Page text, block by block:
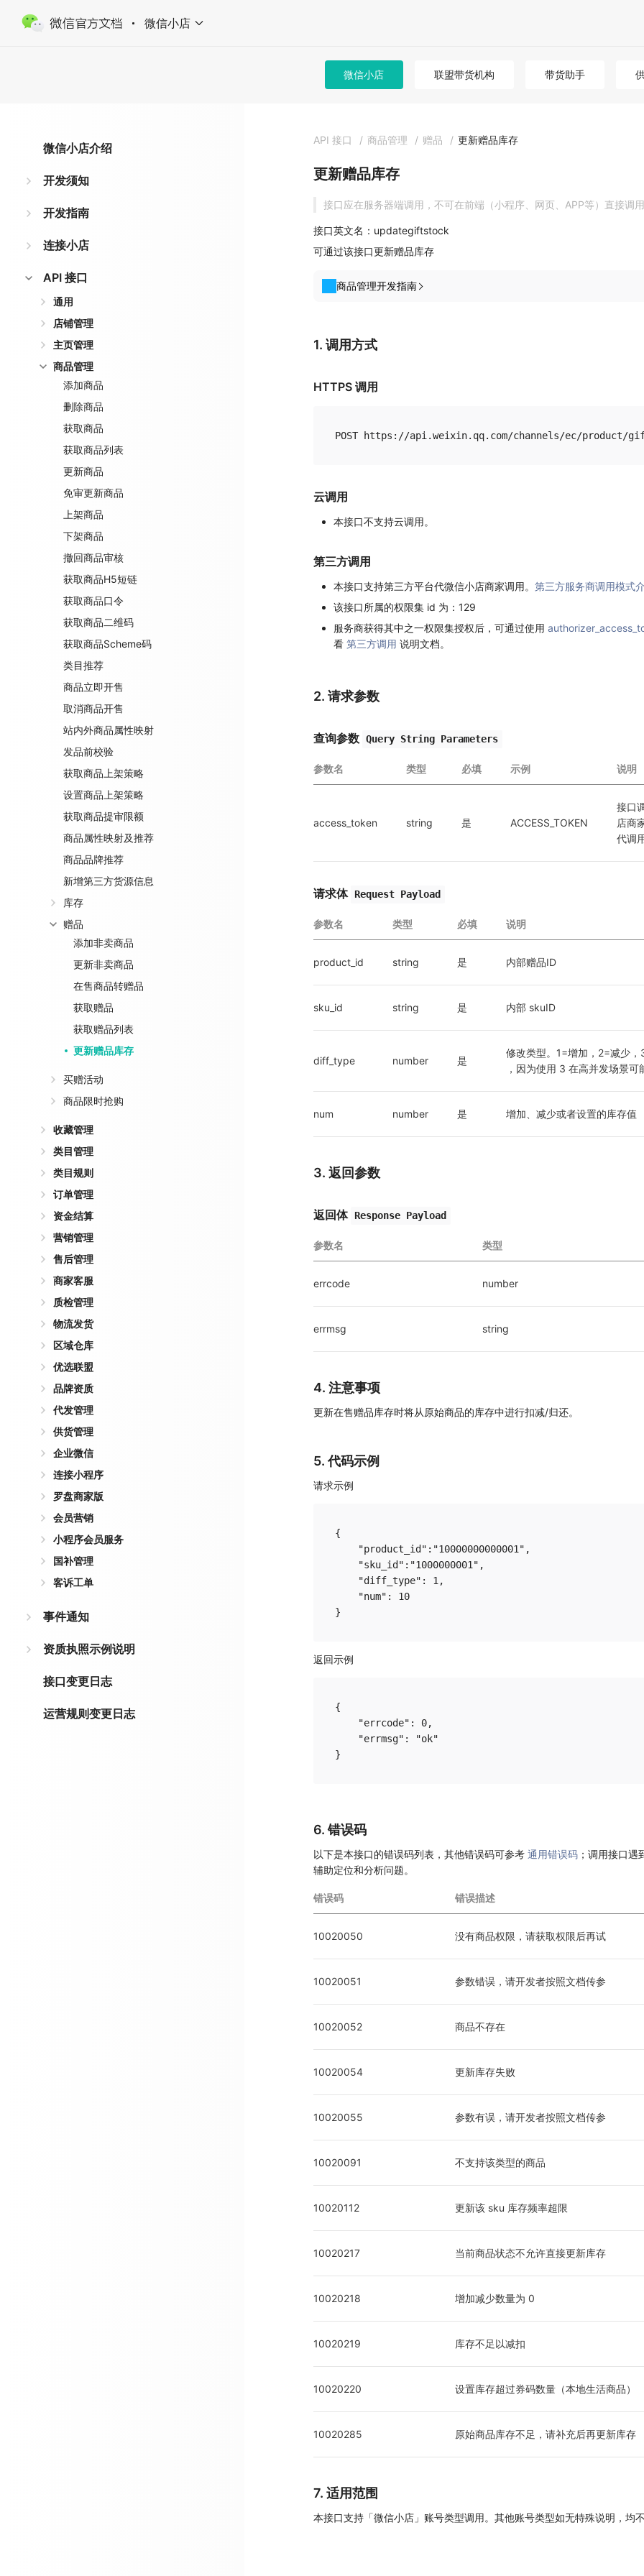
微信小店
微信小店 联盟带货机构 带货助手
微信小店介绍
开发须知
开发指南
连接小店
API 接口
通用
店铺管理
主页管理
商品管理
添加商品
删除商品
获取商品
获取商品列表
更新商品
免审更新商品
上架商品
下架商品
撤回商品审核
获取商品H5短链
获取商品口令
获取商品二维码
获取商品Scheme码
类目推荐
商品立即开售
取消商品开售
站内外商品属性映射
发品前校验
获取商品上架策略
设置商品上架策略
获取商品提审限额
商品属性映射及推荐
商品品牌推荐
新增第三方货源信息
库存
赠品
添加非卖商品
更新非卖商品
在售商品转赠品
获取赠品
获取赠品列表
更新赠品库存
买赠活动
商品限时抢购
收藏管理
类目管理
类目规则
订单管理
资金结算
营销管理
售后管理
商家客服
质检管理
物流发货
区域仓库
优选联盟
品牌资质
代发管理
供货管理
企业微信
连接小程序
罗盘商家版
会员营销
小程序会员服务
国补管理
客诉工单
事件通知
资质执照示例说明
接口变更日志
运营规则变更日志
API 接口 / 商品管理 / 赠品 / 更新赠品库存
更新赠品库存
接口应在服务器端调用，不可在前端（小程序、网页、APP等）直接调
接口英文名：updategiftstock
可通过该接口更新赠品库存
商品管理开发指南
1. 调用方式
HTTPS 调用
云调用
本接口不支持云调用。
第三方调用
本接口支持第三方平台代微信小店商家调用。 第三方服务商调用模式
该接口所属的权限集 id 为：129
服务商获得其中之一权限集授权后，可通过使用
看 第三方调用 说明文档。
2. 请求参数
查询参数 Query String Parameters
参数名 类型 必填 示例 说明
access_token string 是 ACCESS_TOKEN
接口
店商
代调
请求体 Request Payload
参数名 类型 必填 说明
product_id string 是 内部赠品ID
sku_id string 是 内部 skuID
diff_type number 是
修改类型。1=增加，2=减少
，因为使用 3 在高并发场景
num number 是 增加、减少或者设置的库存值
3. 返回参数
返回体 Response Payload
参数名 类型
errcode number
errmsg string
4. 注意事项
更新在售赠品库存时将从原始商品的库存中进行扣减/归还。
5. 代码示例
请求示例
{
    "product_id":"10000000000001",
    "sku_id":"1000000001",
    "diff_type": 1,
    "num": 10
返回示例
{
    "errcode": 0,
    "errmsg": "ok"
6. 错误码
以下是本接口的错误码列表，其他错误码可参考 通用错误码 ；调用接口
辅助定位和分析问题。
错误码 错误描述
10020050 没有商品权限，请获取权限后再试
10020051 参数错误，请开发者按照文档传参
10020052 商品不存在
10020054 更新库存失败
10020055 参数有误，请开发者按照文档传参
10020091 不支持该类型的商品
10020112 更新该 sku 库存频率超限
10020217 当前商品状态不允许直接更新库存
10020218 增加减少数量为 0
10020219 库存不足以减扣
10020220 设置库存超过券码数量（本地生活商品）
10020285 原始商品库存不足，请补充后再更新库存
7. 适用范围
本接口支持「微信小店」账号类型调用。其他账号类型如无特殊说明，均